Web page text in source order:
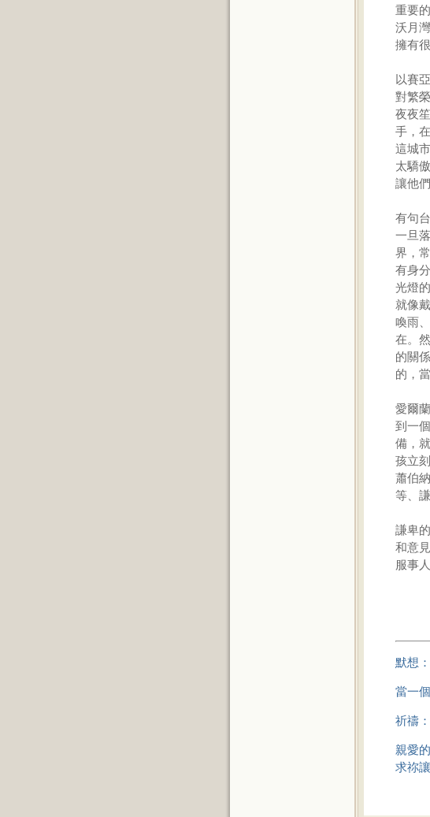
重要
沃月
擁有
以賽
對繁
夜夜
手，
這城
太驕
讓他
有句
一旦
界，
有身
光燈
就像
喚雨
在。
的關
的，
愛爾
到一
備，
孩立
蕭伯
等、
謙卑
和意
服事人
默想：
當一
祈禱：
親愛
求祢